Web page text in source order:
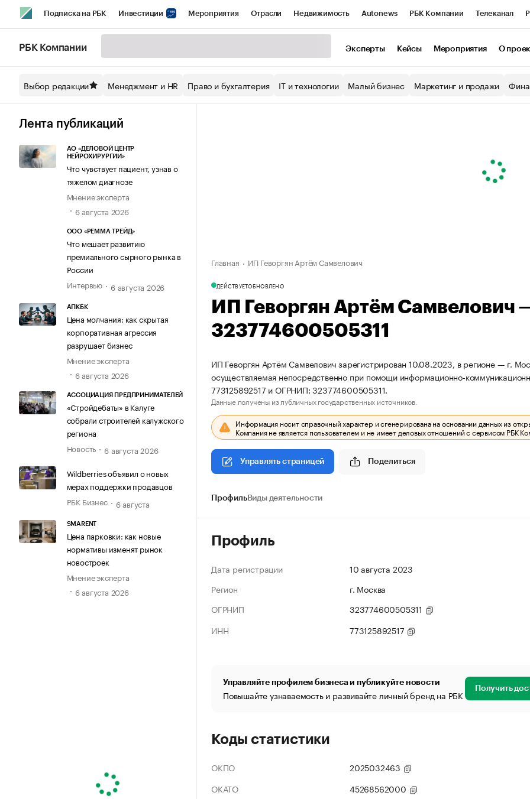
Подписка на РБК Инвестиции Мероприятия Отрасли Недвижимость Autonews РБК Компании Телеканал
Спецпроекты СПб Конференции СПб Спецпроекты Экономика Бизнес
Технологии и медиа
РБК Компании Эксперты Кейсы Мероприятия О
Выбор редакции Менеджмент и HR Право и бухгалтерия IT и технологии Малый бизнес Маркетинг и продажи
Лента публикаций
АО «ДЕЛОВОЙ ЦЕНТР
НЕЙРОХИРУРГИИ»
Что чувствует пациент, узнав о
тяжелом диагнозе
Мнение эксперта
6 августа 2026
ООО «РЕММА ТРЕЙД»
Что мешает развитию
премиального сырного рынка в
России
Интервью
6 августа 2026
АПКБК
Цена молчания: как скрытая
корпоративная агрессия
разрушает бизнес
Мнение эксперта
6 августа 2026
АССОЦИАЦИЯ ПРЕДПРИНИМАТЕЛЕЙ
«Стройдебаты» в Калуге
собрали строителей калужского
региона
Новость
6 августа 2026
Wildberries объявил о новых
мерах поддержки продавцов
РБК Бизнес
6 августа
SMARENT
Цена парковки: как новые
нормативы изменят рынок
новостроек
Мнение эксперта
6 августа 2026
Главная ИП Геворгян Артём Самвелович
ДЕЙСТВУЕТОБНОВЛЕНО
ИП Геворгян Артём
323774600505311
ИП Геворгян Артём Самвелович зарегистрирован 10.08.2023, в регионе — г.
осуществляемая непосредственно при помощи информационно-
773125892517 и ОГРНИП: 323774600505311.
Данные получены из публичных государственных источников.
Информация носит справочный характер и сгенерирована на основании данных из
Компания не является пользователем и не имеет деловых отношений с сервисом РБК
Управлять страницей Поделиться
ПрофильВиды деятельности
Профиль
Дата регистрации
10 августа 2023
Регион
г. Москва
ОГРНИП
323774600505311
ИНН
773125892517
Управляйте профилем бизнеса и публикуйте новости
Повышайте узнаваемость и развивайте личный бренд на РБК Получить
Коды статистики
ОКПО
2025032463
ОКАТО
45268562000